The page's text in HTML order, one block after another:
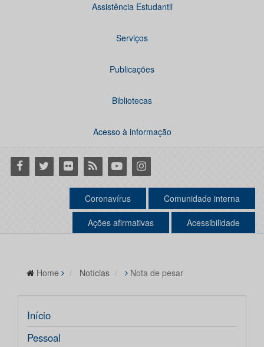
Assistência Estudantil
Serviços
Publicações
Bibliotecas
Acesso à informação
Facebook
Twitter Flickr RSS YoutubeInstagram
Coronavírus Comunidade interna
Ações afirmativas Acessibilidade
Home Notícias Nota de pesar
Início
Pessoal